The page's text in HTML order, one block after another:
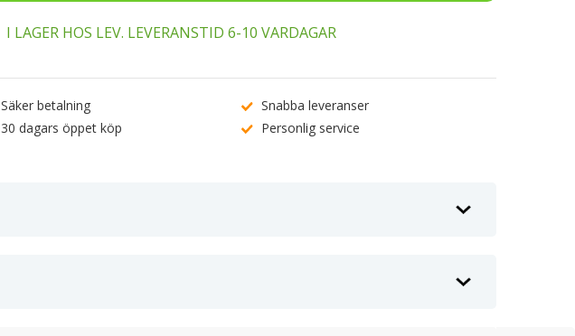
I LAGER HOS LEV. LEVERANSTID 6-10 VARDAGAR
Säker betalning
Snabba leveranser
30 dagars öppet köp
Personlig service